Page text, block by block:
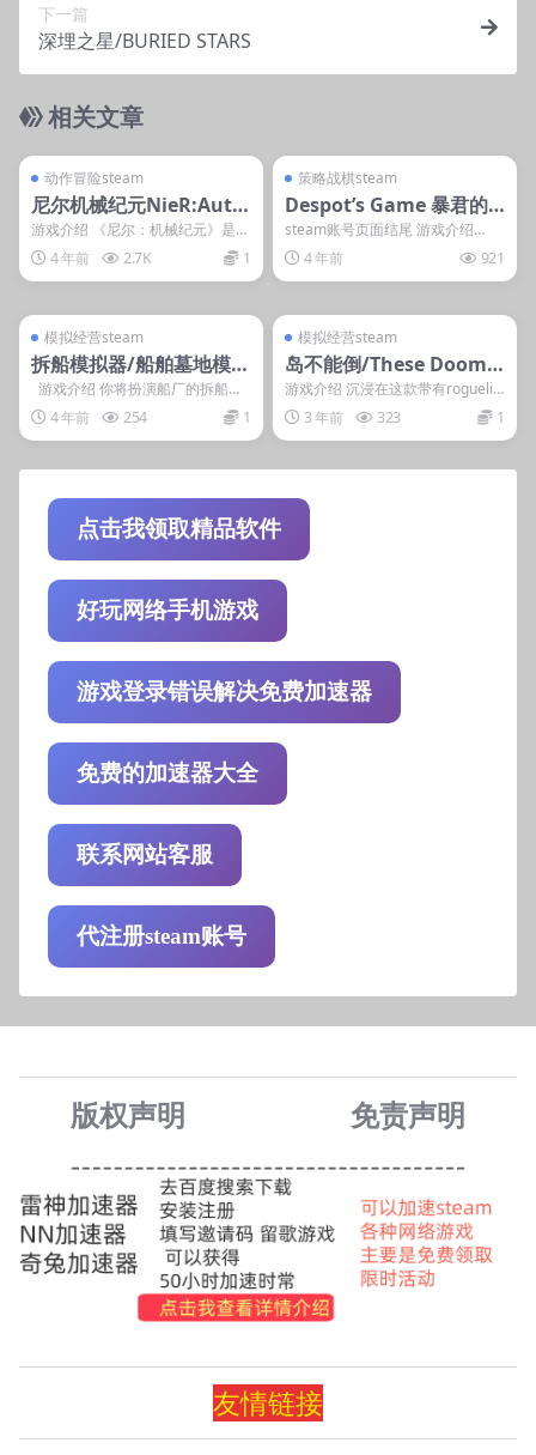
下一篇
深埋之星/BURIED STARS
相关文章
动作冒险steam
尼尔机械纪元NieR:Auto
mata™
游戏介绍 《尼尔：机械纪元》是由
SE和白金工作室联合开发的一款动
作角色扮演游戏。...
4 年前 2.7K 1
策略战棋steam
Despot’s Game 暴君的
游戏暴君的游戏/Despo
t’s Game: Dystopian Ar
my Builder
steam账号页面结尾 游戏介绍
《暴君的游戏》是一款带来涡轮增
压式战斗的 ro...
4 年前 921
模拟经营steam
拆船模拟器/船舶墓地模拟
器/Ship Graveyard Sim
ulator
游戏介绍 你将扮演船厂的拆船工
人，利用各种专业的切割工具，将
一艘艘...
4 年前 254 1
模拟经营steam
岛不能倒/These Doome
d Isles
游戏介绍 沉浸在这款带有roguelik
e卡组构建机制的生存城市建造游
戏中，收获...
3 年前 323 1
点击我领取精品软件
好玩网络手机游戏
游戏登录错误解决免费加速器
免费的加速器大全
联系网站客服
代注册steam账号
版权声明 免责声明
友情链接